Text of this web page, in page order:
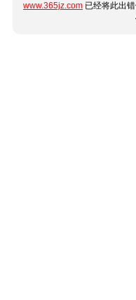
www.365jz.com 已经将此出